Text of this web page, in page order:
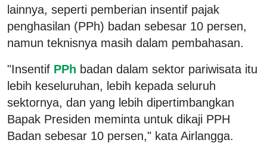
lainnya, seperti pemberian insentif pajak
penghasilan (PPh) badan sebesar 10 persen,
namun teknisnya masih dalam pembahasan.
"Insentif PPh badan dalam sektor pariwisata itu
lebih keseluruhan, lebih kepada seluruh
sektornya, dan yang lebih dipertimbangkan
Bapak Presiden meminta untuk dikaji PPH
Badan sebesar 10 persen," kata Airlangga.